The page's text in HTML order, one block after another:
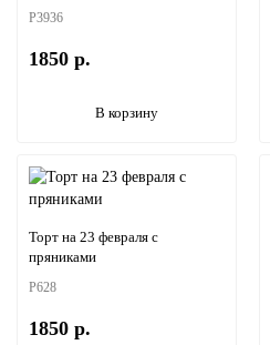
P3936
1850 р.
В корзину
Торт на 23 февраля с
пряниками
P628
1850 р.